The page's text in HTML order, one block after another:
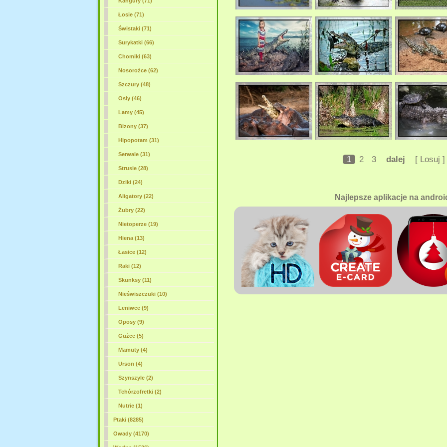
Łosie (71)
Świstaki (71)
Surykatki (66)
Chomiki (63)
Nosorożce (62)
Szczury (48)
Osły (46)
Lamy (45)
Bizony (37)
Hipopotam (31)
Serwale (31)
Strusie (28)
Dziki (24)
Aligatory (22)
Żubry (22)
Nietoperze (19)
Hiena (13)
Łasice (12)
Raki (12)
Skunksy (11)
Nieświszczuki (10)
Leniwce (9)
Oposy (9)
Guźce (5)
Mamuty (4)
Urson (4)
Szynszyle (2)
Tchórzofretki (2)
Nutrie (1)
Ptaki (8285)
Owady (4170)
1 2 3 dalej [ Losuj ]
Najlepsze aplikacje na